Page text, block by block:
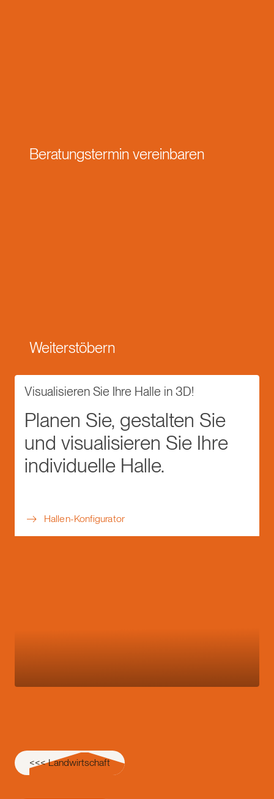
Beratungstermin vereinbaren
Weiterstöbern
Visualisieren Sie Ihre Halle in 3D!
Planen Sie, gestalten Sie
und visualisieren Sie Ihre
individuelle Halle.
Hallen-Konfigurator
<<< Landwirtschaft